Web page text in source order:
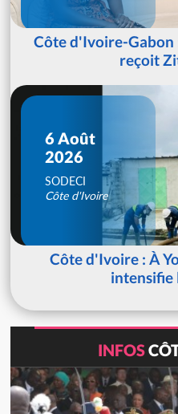
Côte d'Ivoire-
reçoit
6 Août
2026
SODECI
Côte d'Ivoire
Côte d'Ivoire : À
intensifie
INFOS